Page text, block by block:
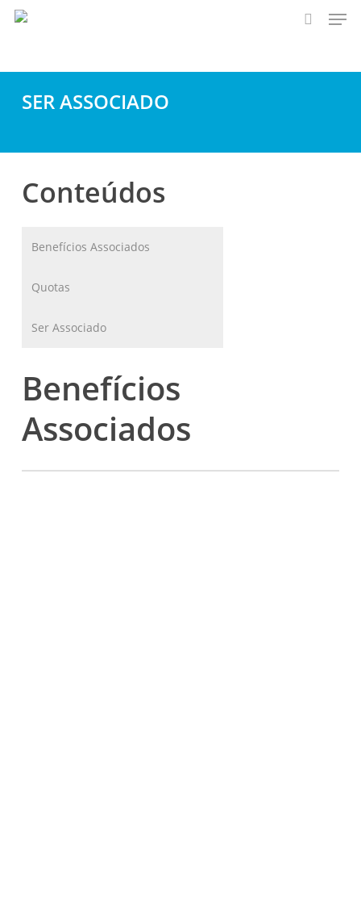
Skip
content
SER ASSOCIADO
Conteúdos
Benefícios Associados
Quotas
Ser Associado
Benefícios
Associados